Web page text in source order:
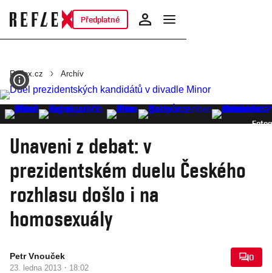
Předplatné
Reflex.cz Archív
Unaveni z debat: v
prezidentském duelu Českého
rozhlasu došlo i na
homosexuály
Petr Vnouček
23. ledna 2013 · 18:02
0